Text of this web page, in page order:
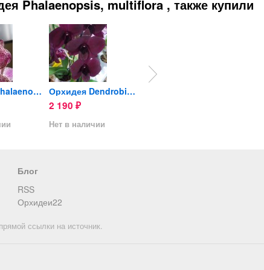
Phalaenopsis, multiflora , также купили
Орхидея Phalaenopsis Kleo's... Орхидея Dendrobium Thailand...
2 190 ₽
Нет в наличии
Блог
RSS
Орхидеи22
ссылки на источник.